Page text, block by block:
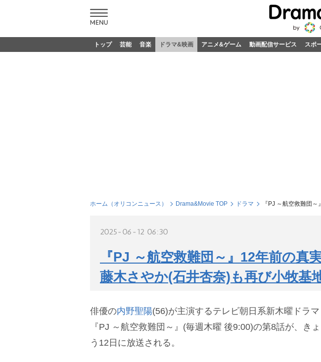
トップ 芸能 音楽 ドラマ&映画 アニメ&ゲーム 動画配信サービス スポ
ホーム（オリコンニュース） Drama&Movie TOP ドラマ 『PJ ～航空救難団
2025-06-12 06:30
『PJ ～航空救難団～』12年前の真
藤木さやか(石井杏奈)も再び小牧基
俳優の内野聖陽(56)が主演するテレビ朝日系新木曜ドラマ
『PJ ～航空救難団～』(毎週木曜 後9:00)の第8話が、きょ
う12日に放送される。